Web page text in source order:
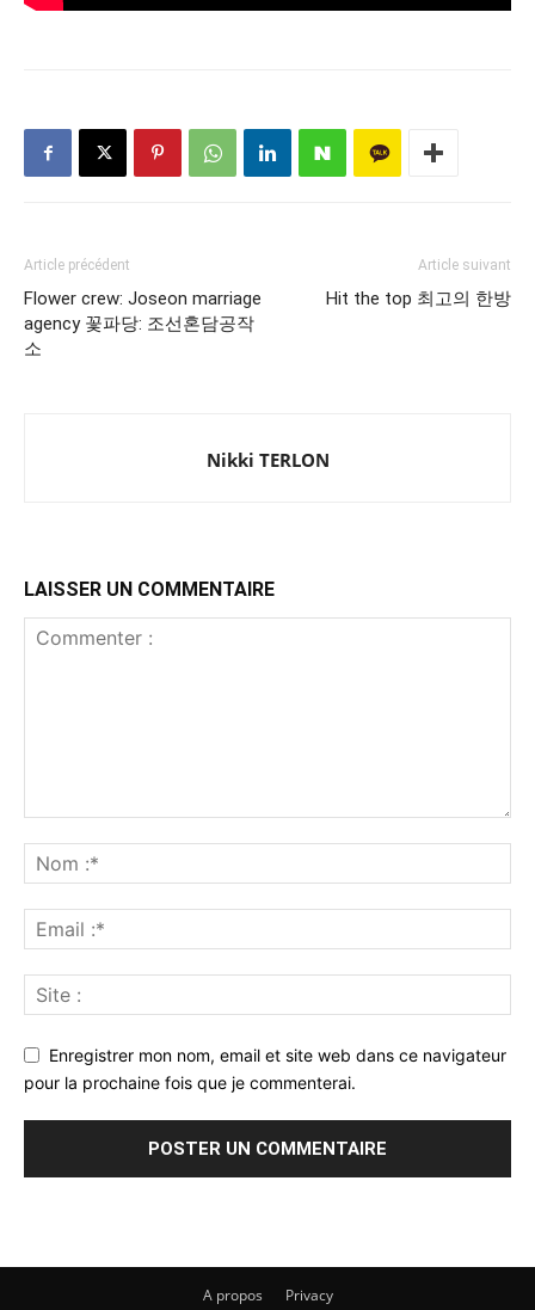
Article précédent
Flower crew: Joseon marriage
agency 꽃파당: 조선혼담공작
소
Article suivant
Hit the top 최고의 한방
Nikki TERLON
LAISSER UN COMMENTAIRE
Enregistrer mon nom, email et site web dans ce navigateur
pour la prochaine fois que je commenterai.
A propos Privacy